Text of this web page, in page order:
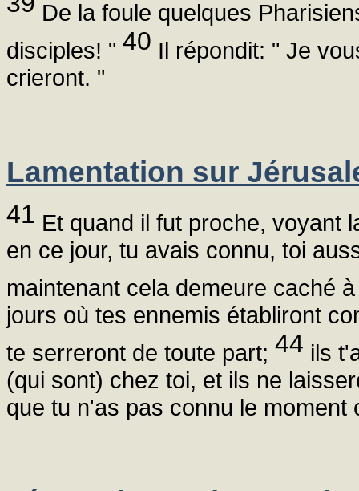
De la foule quelques
disciples! " 40 Il répondit: " Je
crieront. "
Lamentation sur
41 Et quand il fut proche, voyant
en ce jour, tu avais connu, toi
maintenant cela demeure caché
jours où tes ennemis établiront
te serreront de toute part; 44 ils
(qui sont) chez toi, et ils ne
que tu n'as pas connu le moment